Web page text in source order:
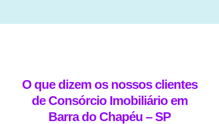
O que dizem os nossos clientes
de Consórcio Imobiliário em
Barra do Chapéu – SP